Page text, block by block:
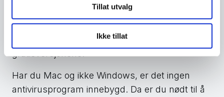
Tillat utvalg
Ikke tillat
Du kan også få antivirus fra
tredjepartsleverandører. I de fleste tilfellene får
du tilstrekkelig beskyttelse med
Har du Mac og ikke Windows, er det ingen
antivirusprogram innebygd. Da er du nødt til å